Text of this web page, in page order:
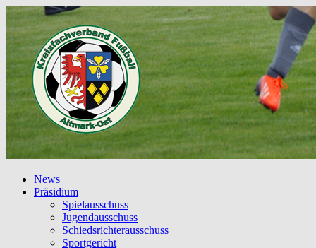
News
Präsidium
Spielausschuss
Jugendausschuss
Schiedsrichterausschuss
Sportgericht